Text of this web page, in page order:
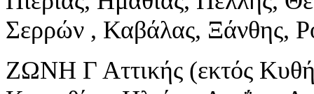
Σερρών , Καβάλας, Ξάνθης,
ΖΩΝΗ Γ Αττικής (εκτός